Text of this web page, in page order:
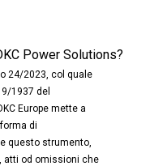
Power Solutions?
24/2023, col quale
1937 del
Europe mette a
di
questo strumento,
atti od omissioni che